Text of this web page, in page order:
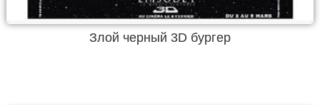
Злой черный 3D бургер